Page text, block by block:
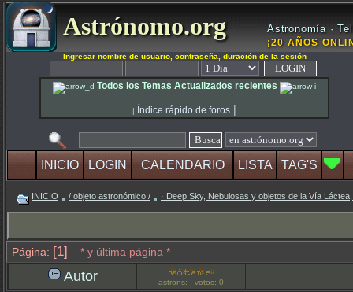
Astrónomo.org Astronomía ·
¡20 AÑOS
Ingresar nombre de usuario, contraseña, duración de la sesión
Todos los Temas Actualizados recientes
| Índice rápido de foros |
INICIO LOGIN CALENDARIO LISTA TAG'S
INICIO / objeto astronómico / · Deep Sky, Nebulosas y objetos de la Vía
Página: [1] * y última página *
Autor astrons: votos: 0